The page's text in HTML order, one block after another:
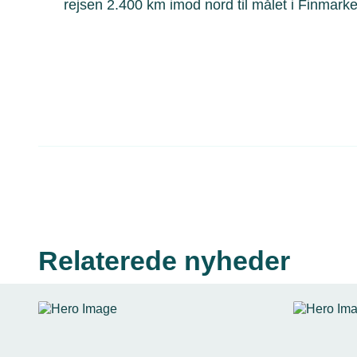
rejsen 2.400 km imod nord til målet i
Relaterede nyheder